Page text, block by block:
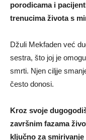
porodicama i
trenucima života s
Džuli Mekfaden već
sestra, što joj je
smrti. Njen ciljje
često donosi.
Kroz svoje
završnim fazama
ključno za